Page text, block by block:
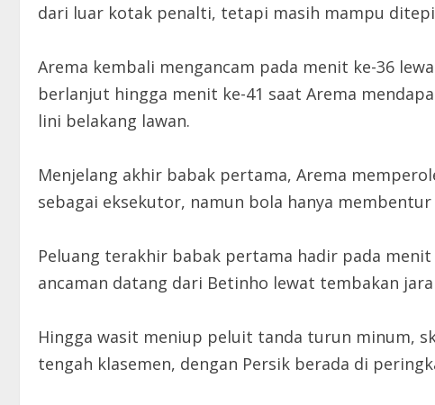
dari luar kotak penalti, tetapi masih mampu
Arema kembali mengancam pada menit ke-36
berlanjut hingga menit ke-41 saat Arema
lini belakang lawan.
Menjelang akhir babak pertama, Arema
sebagai eksekutor, namun bola hanya
Peluang terakhir babak pertama hadir pada
ancaman datang dari Betinho lewat tembakan
Hingga wasit meniup peluit tanda turun minum,
tengah klasemen, dengan Persik berada di